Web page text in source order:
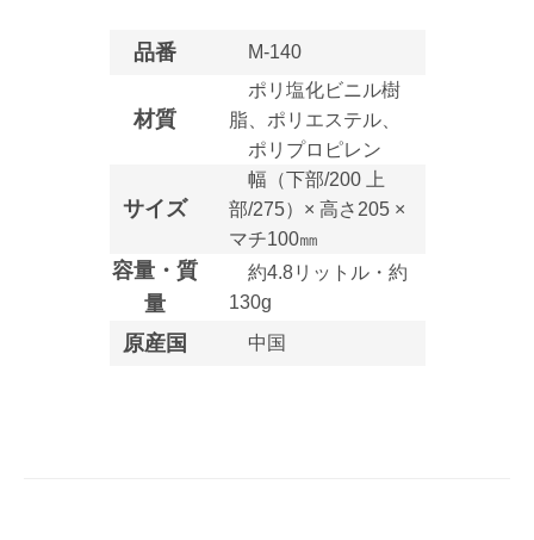
お買い物を続ける カートへ進む
パーツの選択へ進む
品番 M-140
材質
ポリ塩化ビニル樹
脂、ポリエステル、
ポリプロピレン
サイズ
幅（下部/200 上
部/275）× 高さ205 ×
マチ100㎜
容量・質
量
約4.8リットル・約
130g
原産国 中国